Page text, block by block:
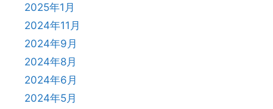
2025年1月
2024年11月
2024年9月
2024年8月
2024年6月
2024年5月